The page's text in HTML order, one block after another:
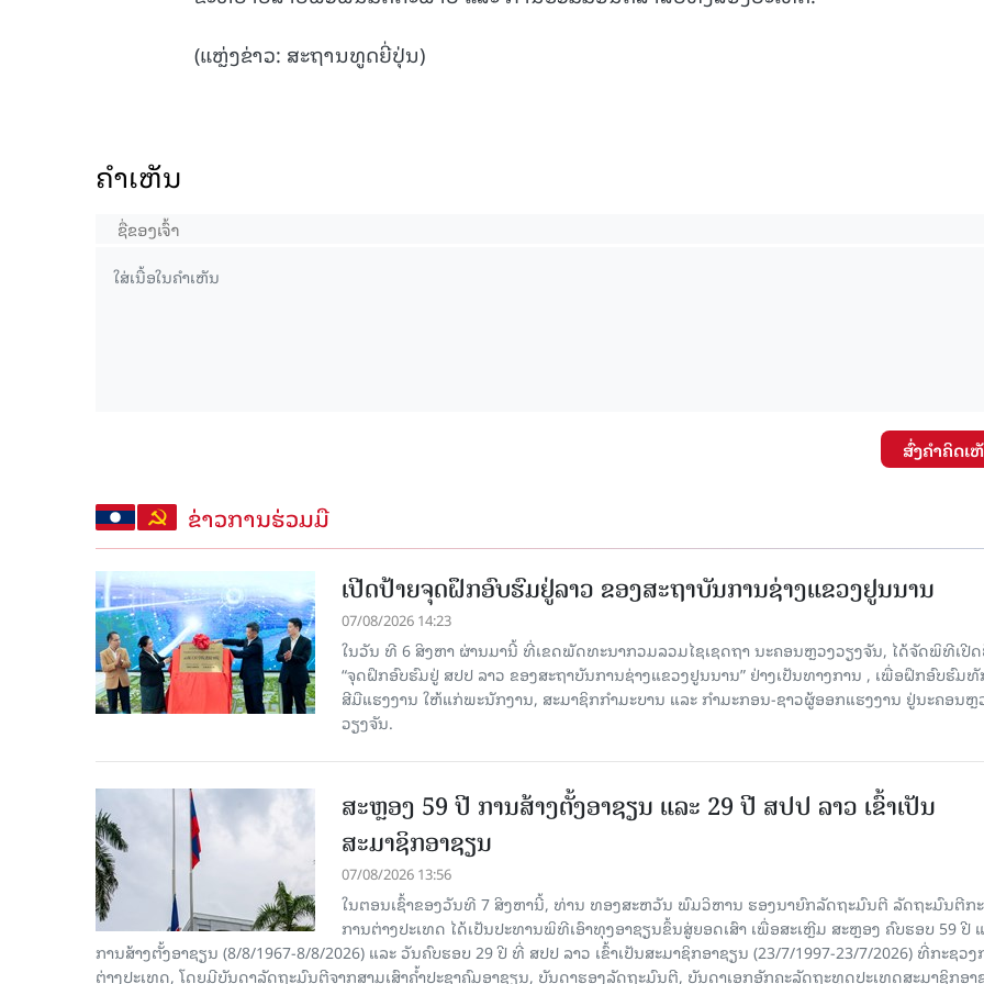
(ແຫຼ່ງຂ່າວ: ສະຖານທູດຍີ່ປຸ່ນ)
ຄໍາເຫັນ
ສົ່ງຄໍາຄິດເ
ຂ່າວການຮ່ວມມື
ເປີດປ້າຍຈຸດຝຶກອົບຮົມຢູ່ລາວ ຂອງສະຖາບັນການຊ່າງແຂວງຢູນນານ
07/08/2026 14:23
ໃນວັນ ທີ 6 ສິງຫາ ຜ່ານມານີ້ ທີ່ເຂດພັດທະນາກວມລວມໄຊເຊດຖາ ນະຄອນຫຼວງວຽງຈັນ, ໄດ້ຈັດພິທີເປີ
“ຈຸດຝຶກອົບຮົມຢູ່ ສປປ ລາວ ຂອງສະຖາບັນການຊ່າງແຂວງຢູນນານ” ຢ່າງເປັນທາງການ , ເພື່ອຝຶກອົບຮົມ
ສີມືແຮງງານ ໃຫ້ແກ່ພະນັກງານ, ສະມາຊິກກຳມະບານ ແລະ ກຳມະກອນ-ຊາວຜູ້ອອກແຮງງານ ຢູ່ນະຄອນຫຼ
ວຽງຈັນ.
ສະຫຼອງ 59 ປີ ການສ້າງຕັ້ງອາຊຽນ ແລະ 29 ປີ ສປປ ລາວ ເຂົ້າເປັນ
ສະມາຊິກອາຊຽນ
07/08/2026 13:56
ໃນຕອນເຊົ້າຂອງວັນທີ 7 ສິງຫານີ້, ທ່ານ ທອງສະຫວັນ ພົມວິຫານ ຮອງນາຍົກລັດຖະມົນຕີ ລັດຖະມົນຕີກ
ການຕ່າງປະເທດ ໄດ້ເປັນປະທານພິທີເອົາທຸງອາຊຽນຂຶ້ນສູ່ຍອດເສົາ ເພື່ອສະເຫຼີມ ສະຫຼອງ ຄົບຮອບ 59 ປີ
ການສ້າງຕັ້ງອາຊຽນ (8/8/1967-8/8/2026) ແລະ ວັນຄົບຮອບ 29 ປີ ທີ່ ສປປ ລາວ ເຂົ້າເປັນສະມາຊິກອາຊຽນ (23/7/1997-23/7/2026) ທີ່ກະຊວງ
ຕ່າງປະເທດ, ໂດຍມີບັນດາລັດຖະມົນຕີຈາກສາມເສົາຄໍ້າປະຊາຄົມອາຊຽນ, ບັນດາຮອງລັດຖະມົນຕີ, ບັນດາເອກອັກຄະລັດຖະທູດປະເທດສະມາຊິກອາ